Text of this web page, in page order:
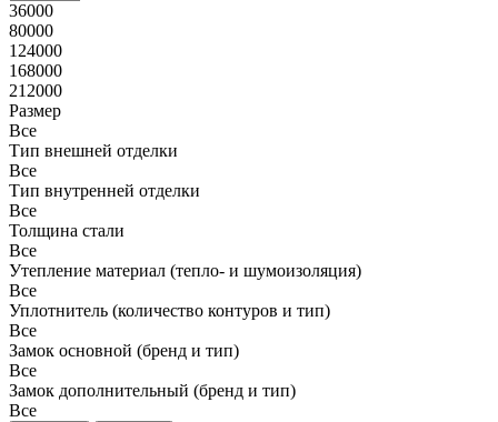
36000
80000
124000
168000
212000
Размер
Все
Тип внешней отделки
Все
Тип внутренней отделки
Все
Толщина стали
Все
Утепление материал (тепло- и шумоизоляция)
Все
Уплотнитель (количество контуров и тип)
Все
Замок основной (бренд и тип)
Все
Замок дополнительный (бренд и тип)
Все